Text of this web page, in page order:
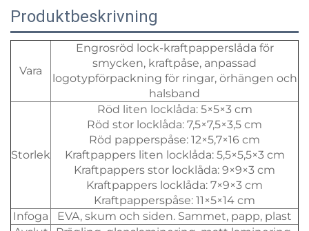
Produktbeskrivning
Vara
Engrosröd lock-kraftpapperslåda för
smycken, kraftpåse, anpassad
logotypförpackning för ringar, örhängen och
halsband
Storlek
Röd liten locklåda: 5×5×3 cm
Röd stor locklåda: 7,5×7,5×3,5 cm
Röd papperspåse: 12×5,7×16 cm
Kraftpappers liten locklåda: 5,5×5,5×3 cm
Kraftpappers stor locklåda: 9×9×3 cm
Kraftpappers locklåda: 7×9×3 cm
Kraftpapperspåse: 11×5×14 cm
Infoga
EVA, skum och siden. Sammet, papp, plast